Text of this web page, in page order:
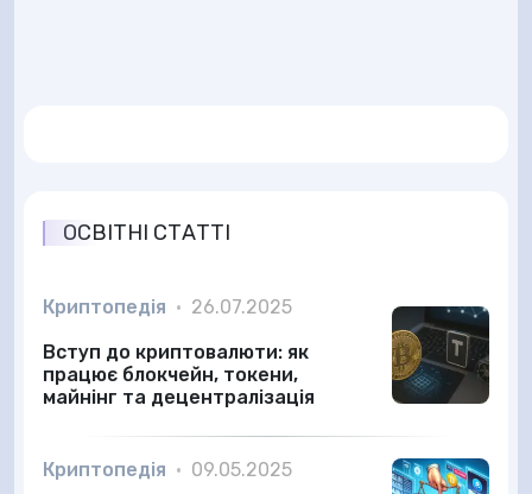
ОСВІТНІ СТАТТІ
Криптопедія • 26.07.2025
Вступ до криптовалюти: як
працює блокчейн, токени,
майнінг та децентралізація
Криптопедія • 09.05.2025